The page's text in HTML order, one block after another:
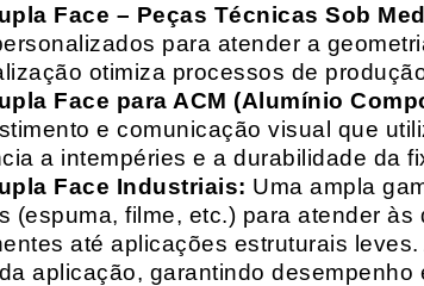
Face – Peças Técnicas Sob
para atender a
otimiza processos de
Face para ACM (Alumínio
e comunicação visual que
a intempéries e a durabilidade da
Face Industriais: Uma ampla
(espuma, filme, etc.) para atender
até aplicações estruturais
aplicação, garantindo desempenho